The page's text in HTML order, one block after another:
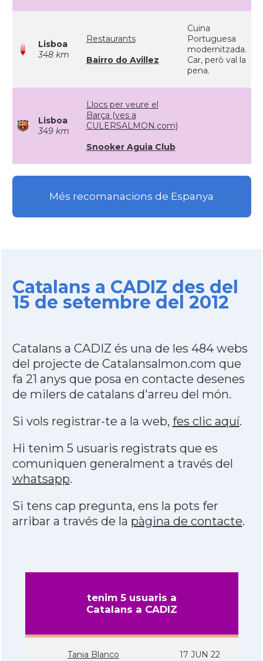
Lisboa
348 km
Restaurants
Bairro do Avillez
Cuina
Portuguesa
modernitzada.
Car, però val la
pena.
Lisboa
349 km
Llocs per veure el
Barça (ves a
CULERSALMON.com)
Snooker Aguia Club
Més recomanacions de Espanya
Catalans a CADIZ des del
15 de setembre del 2012
Catalans a CADIZ és una de les 484 webs
del projecte de Catalansalmon.com que
fa 21 anys que posa en contacte desenes
de milers de catalans d'arreu del món.
Si vols registrar-te a la web, fes clic aquí.
Hi tenim 5 usuaris registrats que es
comuniquen generalment a través del
whatsapp.
Si tens cap pregunta, ens la pots fer
arribar a través de la pàgina de contacte.
tenim 5 usuaris a
Catalans a CADIZ
Tania Blanco 17 JUN 22